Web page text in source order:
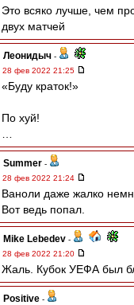
Это всяко лучше, чем
двух матчей
Леонидыч -
28 фев 2022 21:25
«Буду краток!»
По хуй!
Summer -
28 фев 2022 21:24
Ваноли даже жалко
Вот ведь попал.
Mike Lebedev -
28 фев 2022 21:20
Жаль. Кубок УЕФА был
Positive -